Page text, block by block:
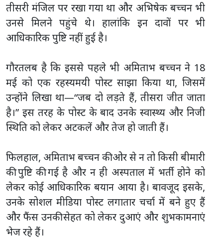
तीसरी मंजिल पर रखा गया था और अभिषेक बच्चन भी
उनसे मिलने पहुंचे थे। हालांकि इन दावों पर भी
आधिकारिक पुष्टि नहीं हुई है।
गौरतलब है कि इससे पहले भी अमिताभ बच्चन ने 18
मई को एक रहस्यमयी पोस्ट साझा किया था, जिसमें
उन्होंने लिखा था—“जब दो लड़ते हैं, तीसरा जीत जाता
है।” इस तरह के पोस्ट के बाद उनके स्वास्थ्य और निजी
स्थिति को लेकर अटकलें और तेज हो जाती हैं।
फिलहाल, अमिताभ बच्चन की ओर से न तो किसी बीमारी
की पुष्टि की गई है और न ही अस्पताल में भर्ती होने को
लेकर कोई आधिकारिक बयान आया है। बावजूद इसके,
उनके सोशल मीडिया पोस्ट लगातार चर्चा में बने हुए हैं
और फैंस उनकी सेहत को लेकर दुआएं और शुभकामनाएं
भेज रहे हैं।